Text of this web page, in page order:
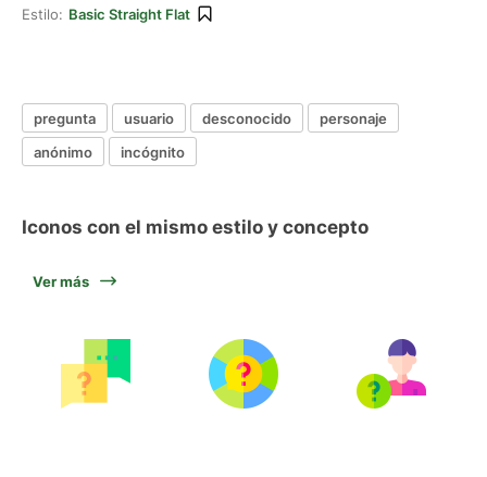
Estilo: Basic Straight Flat
pregunta usuario desconocido
personaje
anónimo
incógnito
Iconos con el mismo estilo y concepto
Ver más